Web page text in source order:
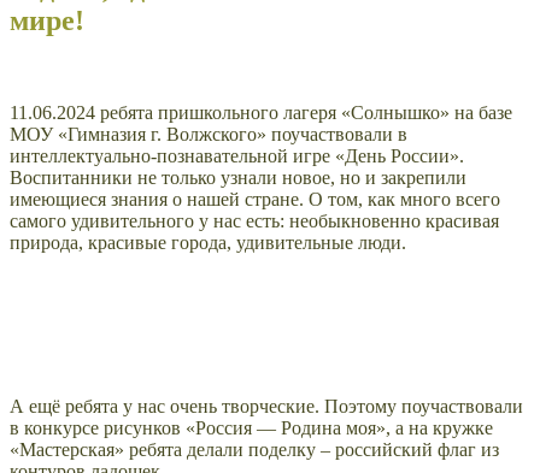
мире!
11.06.2024 ребята пришкольного лагеря «Солнышко» на базе
МОУ «Гимназия г. Волжского» поучаствовали в
интеллектуально-познавательной игре «День России».
Воспитанники не только узнали новое, но и закрепили
имеющиеся знания о нашей стране. О том, как много всего
самого удивительного у нас есть: необыкновенно красивая
природа, красивые города, удивительные люди.
А ещё ребята у нас очень творческие. Поэтому поучаствовали
в конкурсе рисунков «Россия — Родина моя», а на кружке
«Мастерская» ребята делали поделку – российский флаг из